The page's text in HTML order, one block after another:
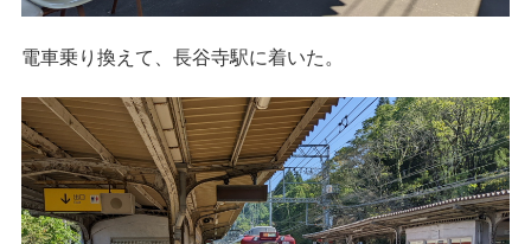
電車乗り換えて、長谷寺駅に着いた。